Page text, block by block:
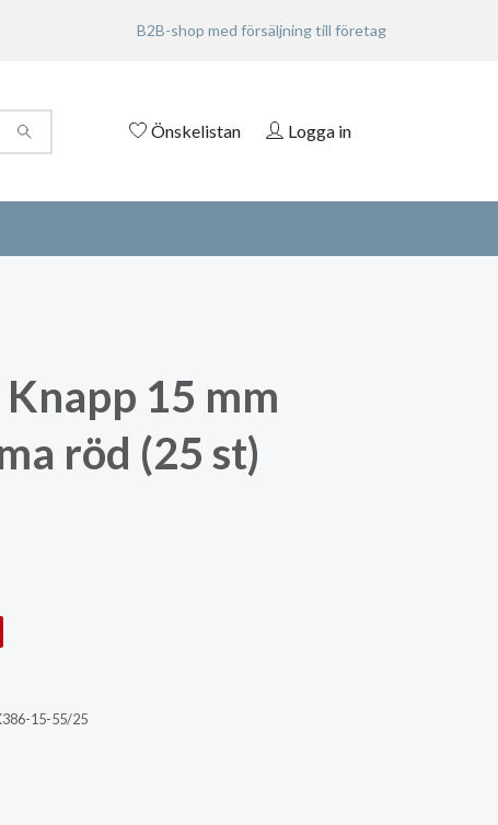
B2B-shop med försäljning till företag
Önskelistan Logga in
15 mm
röd (25 st)
15-55/25